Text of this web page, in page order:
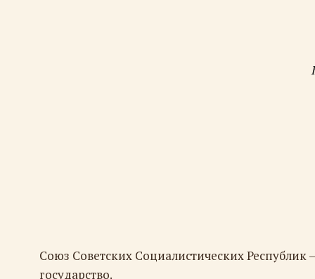
Союз Советских Социалистических Республик
государство.